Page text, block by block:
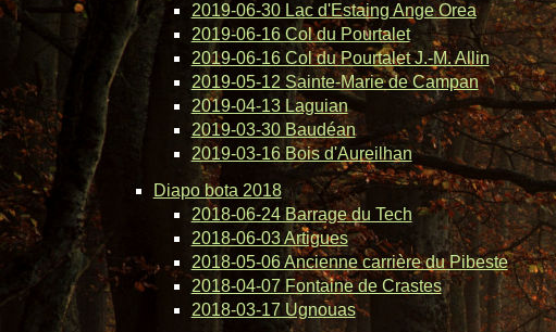
2019-06-30 Lac d'Estaing Ange Orea
2019-06-16 Col du Pourtalet
2019-06-16 Col du Pourtalet J.-M. Allin
2019-05-12 Sainte-Marie de Campan
2019-04-13 Laguian
2019-03-30 Baudéan
2019-03-16 Bois d'Aureilhan
Diapo bota 2018
2018-06-24 Barrage du Tech
2018-06-03 Artigues
2018-05-06 Ancienne carrière du Pibeste
2018-04-07 Fontaine de Crastes
2018-03-17 Ugnouas